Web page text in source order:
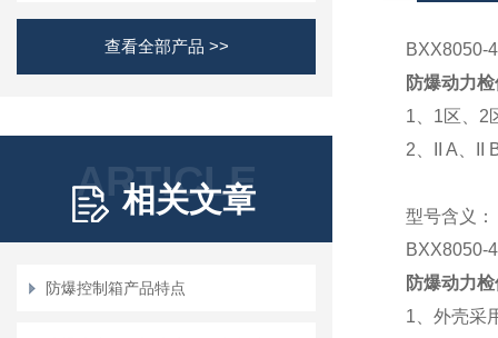
查看全部产品 >>
ARTICLE
相关文章
防爆控制箱产品特点
BXX8050-
防爆动力
1、1区、2
2、II A、II
型号含义：
BXX8050-
防爆动力
1、外壳采